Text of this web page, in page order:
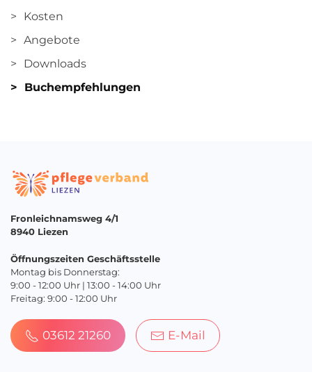
Kosten
Angebote
Downloads
Buchempfehlungen
Fronleichnamsweg 4/1
8940 Liezen
Öffnungszeiten Geschäftsstelle
Montag bis Donnerstag:
9:00 - 12:00 Uhr | 13:00 - 14:00 Uhr
Freitag: 9:00 - 12:00 Uhr
03612 21260 E-Mail